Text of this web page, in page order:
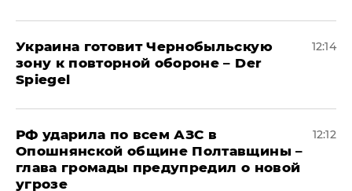
Украина готовит Чернобыльскую
зону к повторной обороне – Der
Spiegel
12:14
РФ ударила по всем АЗС в
Опошнянской общине Полтавщины –
глава громады предупредил о новой
угрозе
12:12